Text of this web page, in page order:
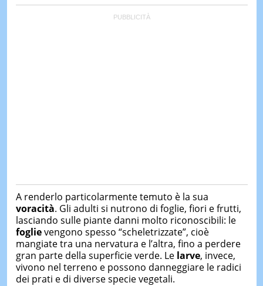
A renderlo particolarmente temuto è la sua
voracità. Gli adulti si nutrono di foglie, fiori e frutti,
lasciando sulle piante danni molto riconoscibili: le
foglievengono spesso “scheletrizzate”, cioè
mangiate tra una nervatura e l’altra, fino a perdere
gran parte della superficie verde. Le larve, invece,
vivono nel terreno e possono danneggiare le radici
dei prati e di diverse specie vegetali.